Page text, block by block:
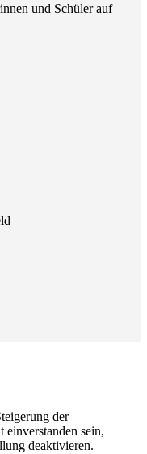
und Schüler auf
der
sein,
deaktivieren.